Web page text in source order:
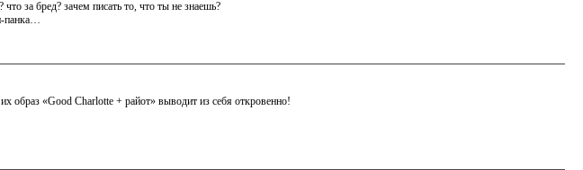
за бред? зачем писать то, что ты не знаешь?
панка…
образ «Good Charlotte + райот» выводит из себя откровенно!